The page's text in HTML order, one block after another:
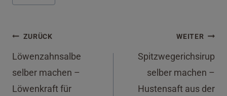
Beitragsnavigation
ZURÜCK
Löwenzahnsalbe
selber machen –
Löwenkraft für
WEITER
Spitzwegerichsirup
selber machen –
Hustensaft aus der